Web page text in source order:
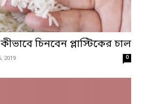
চিনবেন প্লাস্টিকের চাল
2019 0